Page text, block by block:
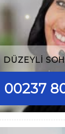
DÜZEYLI
00237